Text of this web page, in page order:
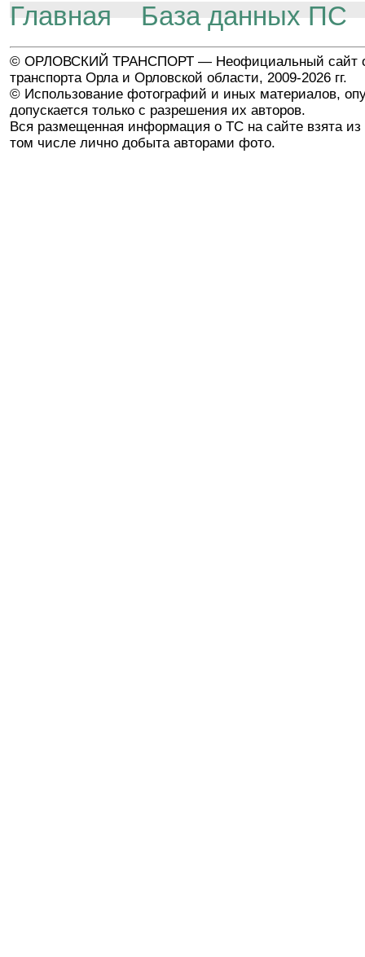
Главная
База данных ПС
© ОРЛОВСКИЙ ТРАНСПОРТ — Неофициальный сайт
транспорта Орла и Орловской области, 2009-2026 гг.
© Использование фотографий и иных материалов,
допускается только с разрешения их авторов.
Вся размещенная информация о ТС на сайте взята из
том числе лично добыта авторами фото.